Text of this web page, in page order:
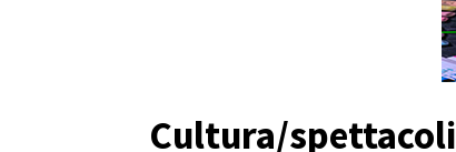
Cultura/spettacoli